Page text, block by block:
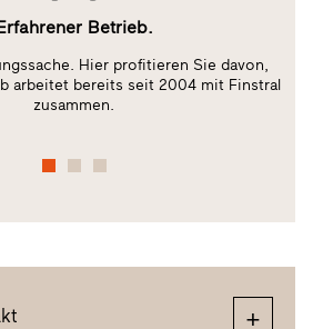
Betrieb.
Hier profitieren Sie davon,
arbeitet bereits seit 2004 mit Finstral
zusammen.